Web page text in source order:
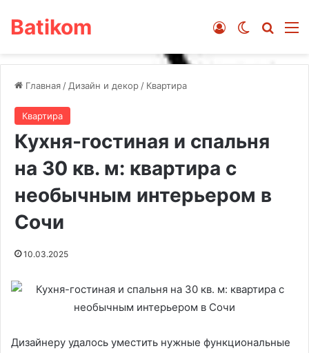
Batikom Switch skin
Войти
Главная / Дизайн и декор / Квартира
Квартира
Кухня-гостиная и спальня
на 30 кв. м: квартира с
необычным интерьером в
Сочи
10.03.2025
Дизайнеру удалось уместить нужные функциональные